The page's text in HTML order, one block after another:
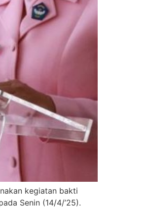
kegiatan bakti
Senin (14/4/’25).